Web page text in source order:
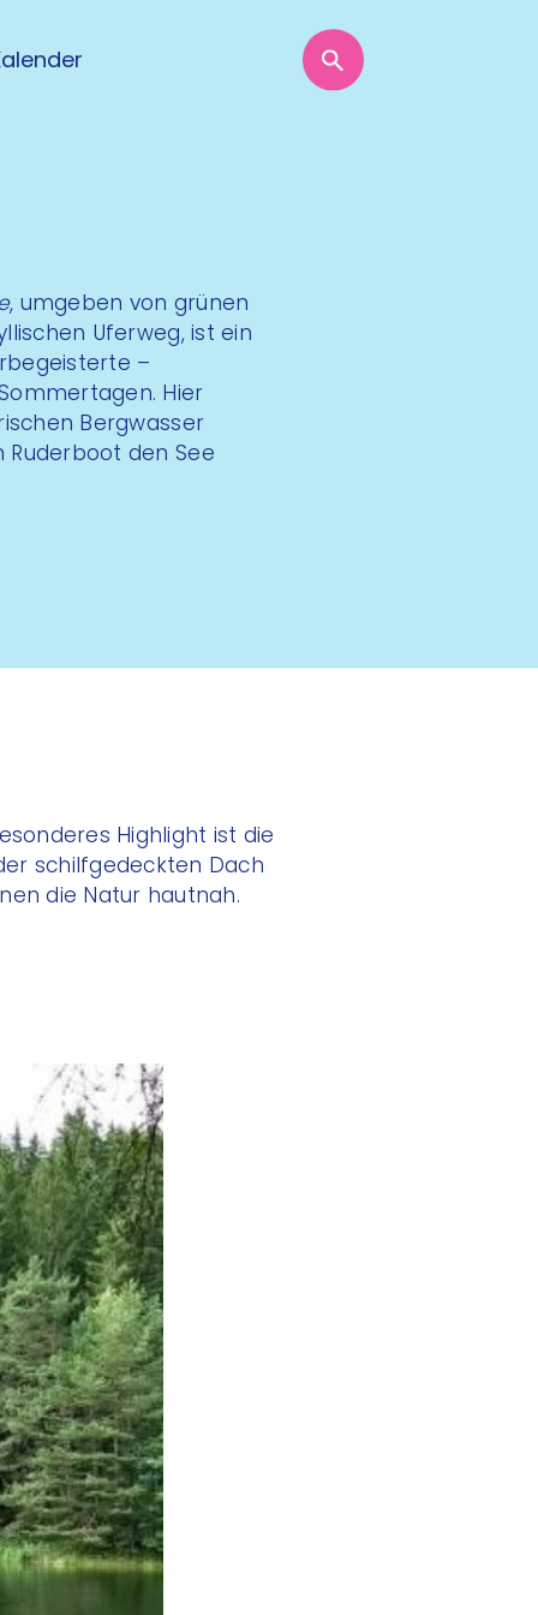
, umgeben von grünen
Uferweg, ist ein
–
Hier
Bergwasser
den See
Highlight ist die
schilfgedeckten Dach
die Natur hautnah.